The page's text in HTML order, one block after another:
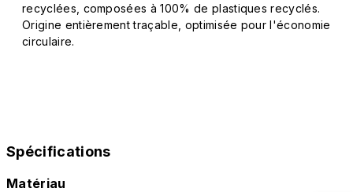
recyclées, composées à 100% de plastiques recyclés.
Origine entièrement traçable, optimisée pour l'économie
circulaire.
Spécifications
Matériau